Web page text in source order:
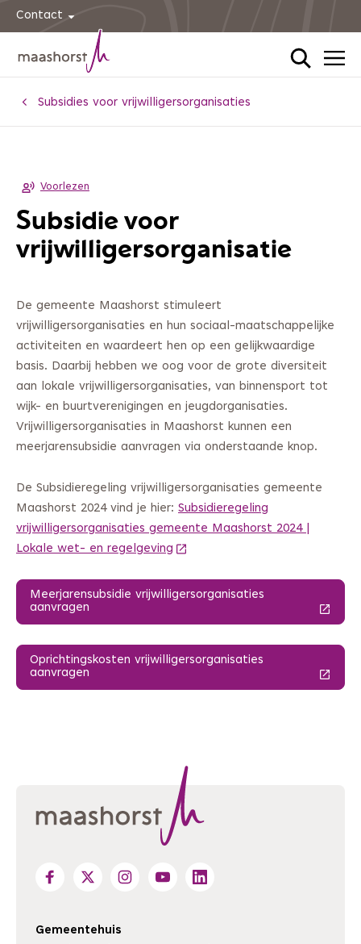
Contact
HomeSubsidies voor vrijwilligersorganisaties
Voorlezen
Subsidie voor
vrijwilligersorganisatie
De gemeente Maashorst stimuleert
vrijwilligersorganisaties en hun sociaal-maatschappelijke
activiteiten en waardeert hen op een gelijkwaardige
basis. Daarbij hebben we oog voor de grote diversiteit
aan lokale vrijwilligersorganisaties, van binnensport tot
wijk- en buurtverenigingen en jeugdorganisaties.
Vrijwilligersorganisaties in Maashorst kunnen een
meerjarensubsidie aanvragen via onderstaande knop.
De Subsidieregeling vrijwilligersorganisaties gemeente
Maashorst 2024 vind je hier: Subsidieregeling
vrijwilligersorganisaties gemeente Maashorst 2024 |
Lokale wet- en regelgeving (Deze link gaat naar een
Meerjarensubsidie vrijwilligersorganisaties
aanvragen (Deze link gaat naar een andere website)
Oprichtingskosten vrijwilligersorganisaties
aanvragen (Deze link gaat naar een andere website)
Gemeentehuis